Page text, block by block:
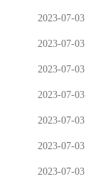
2023-07-03
2023-07-03
2023-07-03
2023-07-03
2023-07-03
2023-07-03
2023-07-03